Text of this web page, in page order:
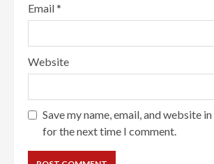
Email*
Website
Save my name, email, and website
for the next time I comment.